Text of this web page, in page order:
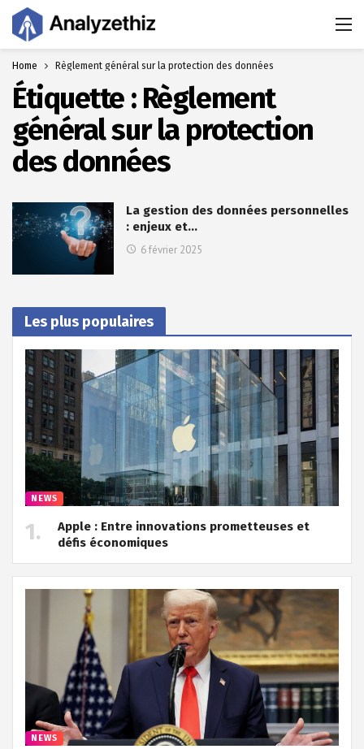
Home Règlement général sur la protection des données
Étiquette : Règlement
général sur la protection
des données
La gestion des données personnelles
: enjeux et…
6 février 2025
Les plus populaires
NEWS
Apple : Entre innovations prometteuses et
défis économiques
NEWS